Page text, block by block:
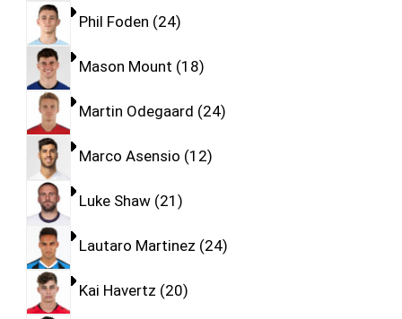
Phil Foden 24
Mason Mount 18
Martin Odegaard 24
Marco Asensio 12
Luke Shaw 21
Lautaro Martinez 24
Kai Havertz 20